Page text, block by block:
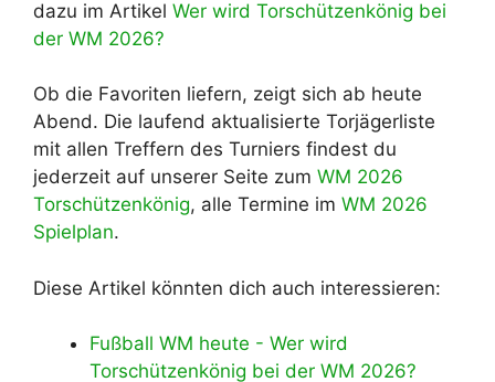
dazu im Artikel Wer wird Torschützenkönig bei
der WM 2026?
Ob die Favoriten liefern, zeigt sich ab heute
Abend. Die laufend aktualisierte Torjägerliste
mit allen Treffern des Turniers findest du
jederzeit auf unserer Seite zum WM 2026
Torschützenkönig, alle Termine im WM 2026
Spielplan.
Diese Artikel könnten dich auch interessieren:
Fußball WM heute - Wer wird
Torschützenkönig bei der WM 2026?